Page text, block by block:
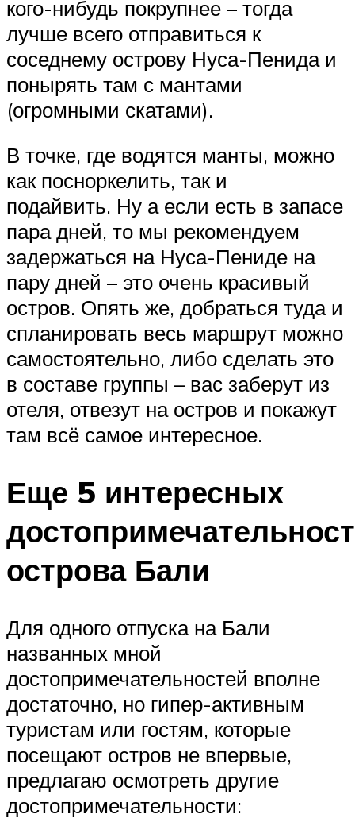
кого-нибудь покрупнее – тогда
лучше всего отправиться к
соседнему острову Нуса-Пенида и
понырять там с мантами
(огромными скатами).
В точке, где водятся манты, можно
как посноркелить, так и
подайвить. Ну а если есть в запасе
пара дней, то мы рекомендуем
задержаться на Нуса-Пениде на
пару дней – это очень красивый
остров. Опять же, добраться туда и
спланировать весь маршрут можно
самостоятельно, либо сделать это
в составе группы – вас заберут из
отеля, отвезут на остров и покажут
там всё самое интересное.
Еще 5 интересных
острова Бали
Для одного отпуска на Бали
названных мной
достопримечательностей вполне
достаточно, но гипер-активным
туристам или гостям, которые
посещают остров не впервые,
предлагаю осмотреть другие
достопримечательности: